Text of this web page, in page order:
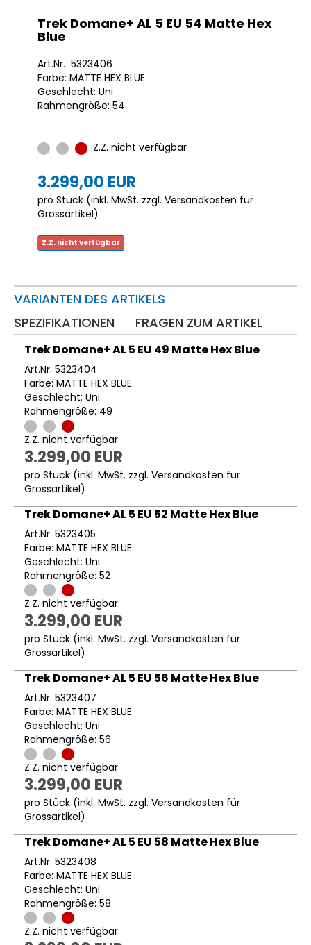
Trek Domane+ AL 5 EU 54 Matte Hex
Blue
Art.Nr. 5323406
Farbe: MATTE HEX BLUE
Geschlecht: Uni
Rahmengröße: 54
Z.Z. nicht verfügbar
3.299,00 EUR
pro Stück (inkl. MwSt. zzgl. Versandkosten für
Grossartikel)
Z.Z. nicht verfügbar
VARIANTEN DES ARTIKELS
SPEZIFIKATIONEN
FRAGEN ZUM ARTIKEL
Trek Domane+ AL 5 EU 49 Matte Hex Blue
Art.Nr. 5323404
Farbe: MATTE HEX BLUE
Geschlecht: Uni
Rahmengröße: 49
Z.Z. nicht verfügbar
3.299,00 EUR
pro Stück (inkl. MwSt. zzgl. Versandkosten für
Grossartikel)
Trek Domane+ AL 5 EU 52 Matte Hex Blue
Art.Nr. 5323405
Farbe: MATTE HEX BLUE
Geschlecht: Uni
Rahmengröße: 52
Z.Z. nicht verfügbar
3.299,00 EUR
pro Stück (inkl. MwSt. zzgl. Versandkosten für
Grossartikel)
Trek Domane+ AL 5 EU 56 Matte Hex Blue
Art.Nr. 5323407
Farbe: MATTE HEX BLUE
Geschlecht: Uni
Rahmengröße: 56
Z.Z. nicht verfügbar
3.299,00 EUR
pro Stück (inkl. MwSt. zzgl. Versandkosten für
Grossartikel)
Trek Domane+ AL 5 EU 58 Matte Hex Blue
Art.Nr. 5323408
Farbe: MATTE HEX BLUE
Geschlecht: Uni
Rahmengröße: 58
Z.Z. nicht verfügbar